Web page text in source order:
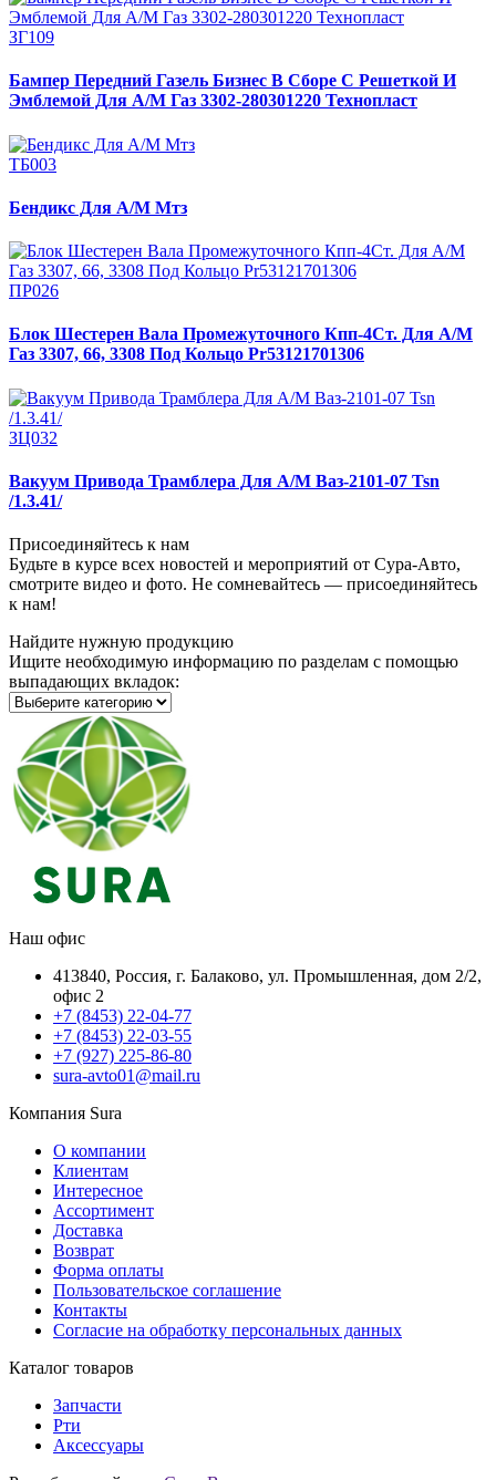
ЗГ109
Бампер Передний Газель Бизнес В Сборе С Решеткой И
Эмблемой Для А/М Газ 3302-280301220 Технопласт
ТБ003
Бендикс Для А/М Мтз
ПР026
Блок Шестерен Вала Промежуточного Кпп-4Ст. Для А/М
Газ 3307, 66, 3308 Под Кольцо Pr53121701306
ЗЦ032
Вакуум Привода Трамблера Для А/М Ваз-2101-07 Tsn
/1.3.41/
Присоединяйтесь к нам
Будьте в курсе всех новостей и мероприятий от Сура-Авто,
смотрите видео и фото. Не сомневайтесь — присоединяйтесь
к нам!
Найдите нужную продукцию
Ищите необходимую информацию по разделам с помощью
выпадающих вкладок:
Наш офис
413840, Россия, г. Балаково, ул. Промышленная, дом 2/2,
офис 2
+7 (8453) 22-04-77
+7 (8453) 22-03-55
+7 (927) 225-86-80
sura-avto01@mail.ru
Компания Sura
О компании
Клиентам
Интересное
Ассортимент
Доставка
Возврат
Форма оплаты
Пользовательское соглашение
Контакты
Согласие на обработку персональных данных
Каталог товаров
Запчасти
Рти
Аксессуары